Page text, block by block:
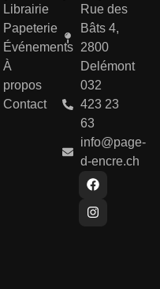
Librairie
Papeterie
Événements
À
propos
Contact
Rue des
Bâts 4,
2800
Delémont
032
423 23
63
info@page-
d-encre.ch